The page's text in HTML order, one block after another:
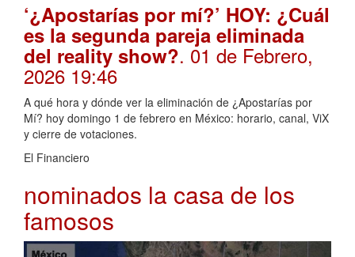
‘¿Apostarías por mí?’ HOY: ¿Cuál
es la segunda pareja eliminada
del reality show?. 01 de Febrero,
2026 19:46
A qué hora y dónde ver la eliminación de ¿Apostarías por
Mí? hoy domingo 1 de febrero en México: horario, canal, ViX
y cierre de votaciones.
El Financiero
nominados la casa de los
famosos